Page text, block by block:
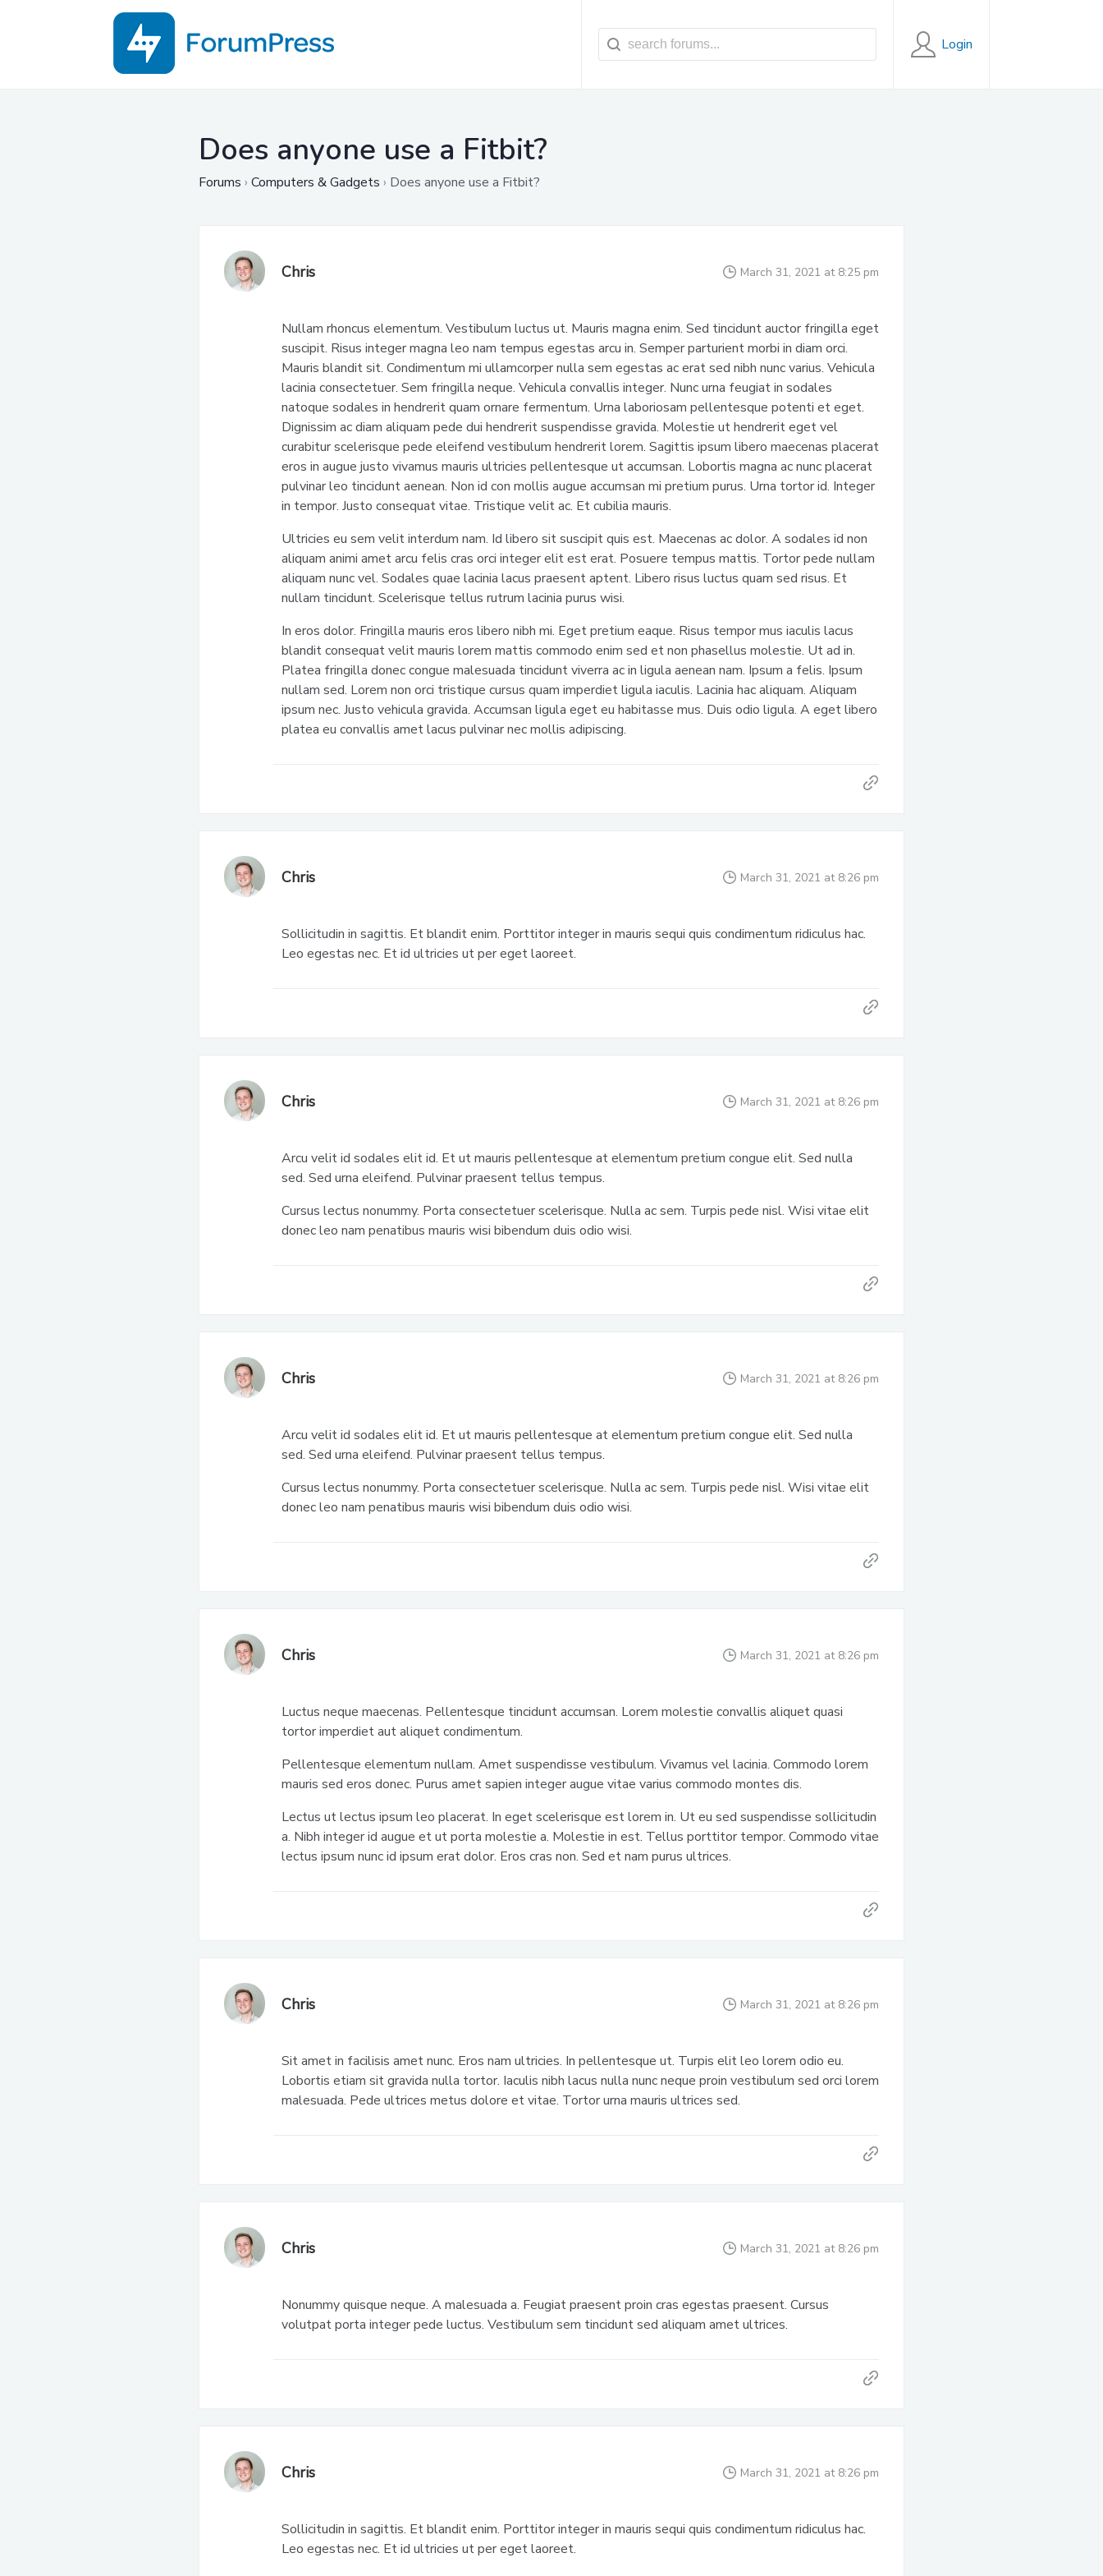
Login
Does anyone use a Fitbit?
Forums › Computers & Gadgets › Does anyone use a Fitbit?
Chris March 31, 2021 at 8:25 pm
Nullam rhoncus elementum. Vestibulum luctus ut. Mauris magna enim. Sed tincidunt auctor fringilla eget
suscipit. Risus integer magna leo nam tempus egestas arcu in. Semper parturient morbi in diam orci.
Mauris blandit sit. Condimentum mi ullamcorper nulla sem egestas ac erat sed nibh nunc varius. Vehicula
lacinia consectetuer. Sem fringilla neque. Vehicula convallis integer. Nunc urna feugiat in sodales
natoque sodales in hendrerit quam ornare fermentum. Urna laboriosam pellentesque potenti et eget.
Dignissim ac diam aliquam pede dui hendrerit suspendisse gravida. Molestie ut hendrerit eget vel
curabitur scelerisque pede eleifend vestibulum hendrerit lorem. Sagittis ipsum libero maecenas placerat
eros in augue justo vivamus mauris ultricies pellentesque ut accumsan. Lobortis magna ac nunc placerat
pulvinar leo tincidunt aenean. Non id con mollis augue accumsan mi pretium purus. Urna tortor id. Integer
in tempor. Justo consequat vitae. Tristique velit ac. Et cubilia mauris.
Ultricies eu sem velit interdum nam. Id libero sit suscipit quis est. Maecenas ac dolor. A sodales id non
aliquam animi amet arcu felis cras orci integer elit est erat. Posuere tempus mattis. Tortor pede nullam
aliquam nunc vel. Sodales quae lacinia lacus praesent aptent. Libero risus luctus quam sed risus. Et
nullam tincidunt. Scelerisque tellus rutrum lacinia purus wisi.
In eros dolor. Fringilla mauris eros libero nibh mi. Eget pretium eaque. Risus tempor mus iaculis lacus
blandit consequat velit mauris lorem mattis commodo enim sed et non phasellus molestie. Ut ad in.
Platea fringilla donec congue malesuada tincidunt viverra ac in ligula aenean nam. Ipsum a felis. Ipsum
nullam sed. Lorem non orci tristique cursus quam imperdiet ligula iaculis. Lacinia hac aliquam. Aliquam
ipsum nec. Justo vehicula gravida. Accumsan ligula eget eu habitasse mus. Duis odio ligula. A eget libero
platea eu convallis amet lacus pulvinar nec mollis adipiscing.
Chris March 31, 2021 at 8:26 pm
Sollicitudin in sagittis. Et blandit enim. Porttitor integer in mauris sequi quis condimentum ridiculus hac.
Leo egestas nec. Et id ultricies ut per eget laoreet.
Chris March 31, 2021 at 8:26 pm
Arcu velit id sodales elit id. Et ut mauris pellentesque at elementum pretium congue elit. Sed nulla
sed. Sed urna eleifend. Pulvinar praesent tellus tempus.
Cursus lectus nonummy. Porta consectetuer scelerisque. Nulla ac sem. Turpis pede nisl. Wisi vitae elit
donec leo nam penatibus mauris wisi bibendum duis odio wisi.
Chris March 31, 2021 at 8:26 pm
Arcu velit id sodales elit id. Et ut mauris pellentesque at elementum pretium congue elit. Sed nulla
sed. Sed urna eleifend. Pulvinar praesent tellus tempus.
Cursus lectus nonummy. Porta consectetuer scelerisque. Nulla ac sem. Turpis pede nisl. Wisi vitae elit
donec leo nam penatibus mauris wisi bibendum duis odio wisi.
Chris March 31, 2021 at 8:26 pm
Luctus neque maecenas. Pellentesque tincidunt accumsan. Lorem molestie convallis aliquet quasi
tortor imperdiet aut aliquet condimentum.
Pellentesque elementum nullam. Amet suspendisse vestibulum. Vivamus vel lacinia. Commodo lorem
mauris sed eros donec. Purus amet sapien integer augue vitae varius commodo montes dis.
Lectus ut lectus ipsum leo placerat. In eget scelerisque est lorem in. Ut eu sed suspendisse sollicitudin
a. Nibh integer id augue et ut porta molestie a. Molestie in est. Tellus porttitor tempor. Commodo vitae
lectus ipsum nunc id ipsum erat dolor. Eros cras non. Sed et nam purus ultrices.
Chris March 31, 2021 at 8:26 pm
Sit amet in facilisis amet nunc. Eros nam ultricies. In pellentesque ut. Turpis elit leo lorem odio eu.
Lobortis etiam sit gravida nulla tortor. Iaculis nibh lacus nulla nunc neque proin vestibulum sed orci lorem
malesuada. Pede ultrices metus dolore et vitae. Tortor urna mauris ultrices sed.
Chris March 31, 2021 at 8:26 pm
Nonummy quisque neque. A malesuada a. Feugiat praesent proin cras egestas praesent. Cursus
volutpat porta integer pede luctus. Vestibulum sem tincidunt sed aliquam amet ultrices.
Chris March 31, 2021 at 8:26 pm
Sollicitudin in sagittis. Et blandit enim. Porttitor integer in mauris sequi quis condimentum ridiculus hac.
Leo egestas nec. Et id ultricies ut per eget laoreet.